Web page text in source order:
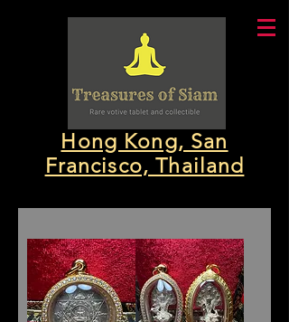
Hong Kong, San
Francisco, Thailand